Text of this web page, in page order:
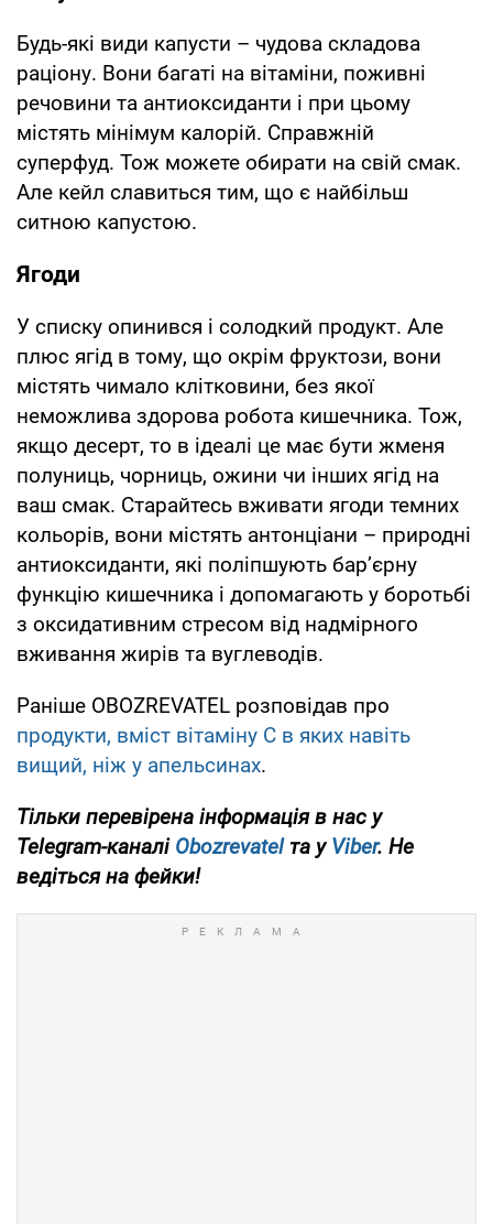
Будь-які види капусти – чудова складова
раціону. Вони багаті на вітаміни, поживні
речовини та антиоксиданти і при цьому
містять мінімум калорій. Справжній
суперфуд. Тож можете обирати на свій смак.
Але кейл славиться тим, що є найбільш
ситною капустою.
Ягоди
У списку опинився і солодкий продукт. Але
плюс ягід в тому, що окрім фруктози, вони
містять чимало клітковини, без якої
неможлива здорова робота кишечника. Тож,
якщо десерт, то в ідеалі це має бути жменя
полуниць, чорниць, ожини чи інших ягід на
ваш смак. Старайтесь вживати ягоди темних
кольорів, вони містять антонціани – природні
антиоксиданти, які поліпшують бар’єрну
функцію кишечника і допомагають у боротьбі
з оксидативним стресом від надмірного
вживання жирів та вуглеводів.
Раніше OBOZREVATEL розповідав про
продукти, вміст вітаміну С в яких навіть
вищий, ніж у апельсинах.
Тільки перевірена інформація в нас у
Telegram-каналі Obozrevatelта уViber. Не
ведіться на фейки!